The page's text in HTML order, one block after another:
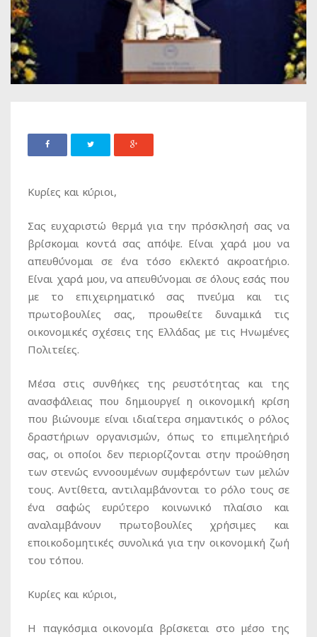
Κυρίες και κύριοι,
Σας ευχαριστώ θερμά για την πρόσκλησή σας να
βρίσκομαι κοντά σας απόψε. Είναι χαρά μου να
απευθύνομαι σε ένα τόσο εκλεκτό ακροατήριο.
Είναι χαρά μου, να απευθύνομαι σε όλους εσάς που
με το επιχειρηματικό σας πνεύμα και τις
πρωτοβουλίες σας, προωθείτε δυναμικά τις
οικονομικές σχέσεις της Ελλάδας με τις Ηνωμένες
Πολιτείες.
Μέσα στις συνθήκες της ρευστότητας και της
ανασφάλειας που δημιουργεί η οικονομική κρίση
που βιώνουμε είναι ιδιαίτερα σημαντικός ο ρόλος
δραστήριων οργανισμών, όπως το επιμελητήριό
σας, οι οποίοι δεν περιορίζονται στην προώθηση
των στενώς εννοουμένων συμφερόντων των μελών
τους. Αντίθετα, αντιλαμβάνονται το ρόλο τους σε
ένα σαφώς ευρύτερο κοινωνικό πλαίσιο και
αναλαμβάνουν πρωτοβουλίες χρήσιμες και
εποικοδομητικές συνολικά για την οικονομική ζωή
του τόπου.
Κυρίες και κύριοι,
Η παγκόσμια οικονομία βρίσκεται στο μέσο της